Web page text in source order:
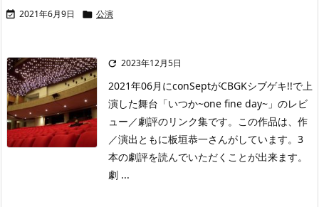
 2021年6月9日  公演
 2023年12月5日
2021年06月にconSeptがCBGKシブゲキ!!で上
演した舞台「いつか~one fine day~」のレビ
ュー／劇評のリンク集です。この作品は、作
／演出ともに板垣恭一さんがしています。3
本の劇評を読んでいただくことが出来ます。
劇 ...